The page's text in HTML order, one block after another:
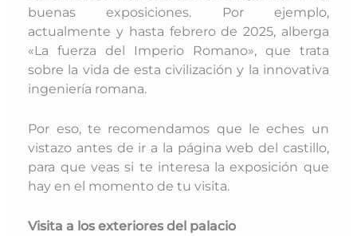
buenas exposiciones. Por ejemplo,
actualmente y hasta febrero de 2025, alberga
«La fuerza del Imperio Romano», que trata
sobre la vida de esta civilización y la innovativa
ingeniería romana.
Por eso, te recomendamos que le eches un
vistazo antes de ir a la página web del castillo,
para que veas si te interesa la exposición que
hay en el momento de tu visita.
Visita a los exteriores del palacio